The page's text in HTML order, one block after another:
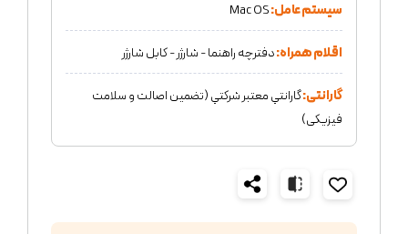
سیستم عامل:Mac OS
اقلام همراه:دفترچه راهنما - شارژر - کابل شارژر
گارانتی:گارانتي معتبر شركتي (تضمين اصالت و سلامت
فیزیکی)